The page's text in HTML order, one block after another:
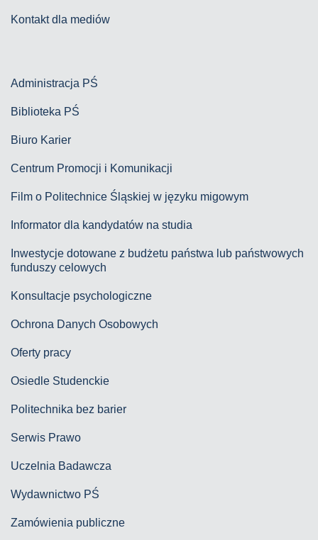
Kontakt dla mediów
Administracja PŚ
Biblioteka PŚ
Biuro Karier
Centrum Promocji i Komunikacji
Film o Politechnice Śląskiej w języku migowym
Informator dla kandydatów na studia
Inwestycje dotowane z budżetu państwa lub państwowych
funduszy celowych
Konsultacje psychologiczne
Ochrona Danych Osobowych
Oferty pracy
Osiedle Studenckie
Politechnika bez barier
Serwis Prawo
Uczelnia Badawcza
Wydawnictwo PŚ
Zamówienia publiczne